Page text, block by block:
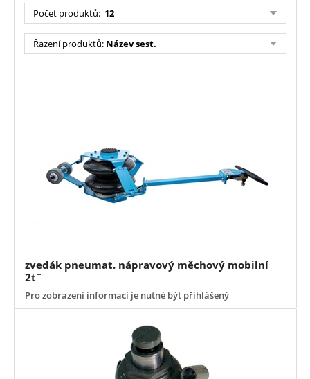
Počet produktů: 12
Řazení produktů: Název sest.
zvedák pneumat. nápravový měchový mobilní
2t¨
Pro zobrazení informací je nutné být přihlášený